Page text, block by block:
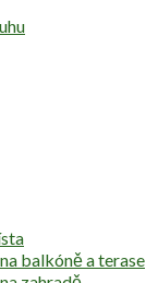
balkóně a terase